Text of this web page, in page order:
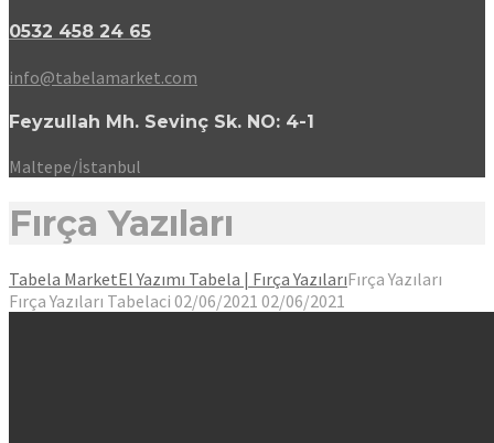
0532 458 24 65
info@tabelamarket.com
Feyzullah Mh. Sevinç Sk. NO: 4-1
Maltepe/İstanbul
Fırça Yazıları
Tabela MarketEl Yazımı Tabela | Fırça YazılarıFırça Yazıları
Fırça Yazıları Tabelaci 02/06/2021 02/06/2021